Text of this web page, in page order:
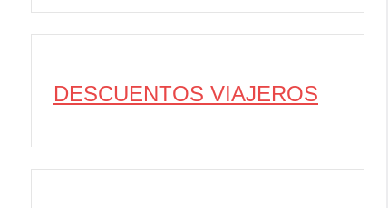
DESCUENTOS VIAJEROS